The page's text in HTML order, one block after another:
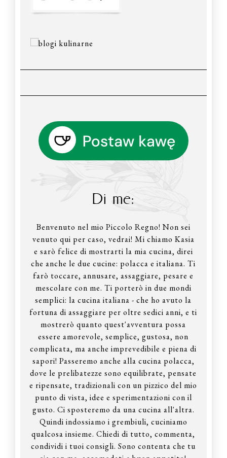
Di me:
Benvenuto nel mio Piccolo Regno! Non sei
venuto qui per caso, vedrai! Mi chiamo Kasia
e sarò felice di mostrarti la mia cucina, direi
che anche le due cucine: polacca e italiana. Ti
farò toccare, annusare, assaggiare, pesare e
mescolare con me. Ti porterò in due mondi
semplici: la cucina italiana - che ho avuto la
fortuna di assaggiare per oltre sedici anni, e ti
mostrerò quanto quest'avventura possa
essere amorevole, semplice, gustosa, non
complicata, ma anche imprevedibile e piena di
sapori! Passeremo anche alla cucina polacca,
dove le prelibatezze sono equilibrate, pensate
e ripensate, tradizionali con un pizzico del mio
punto di vista, idee e sperimentazioni con il
gusto. Ci sposteremo da una cucina all'altra.
Quindi indossiamo i grembiuli, cuciniamo
qualcosa insieme. Chiedi di tutto, commenta,
condividi i tuoi consigli. Sono contenta che tu